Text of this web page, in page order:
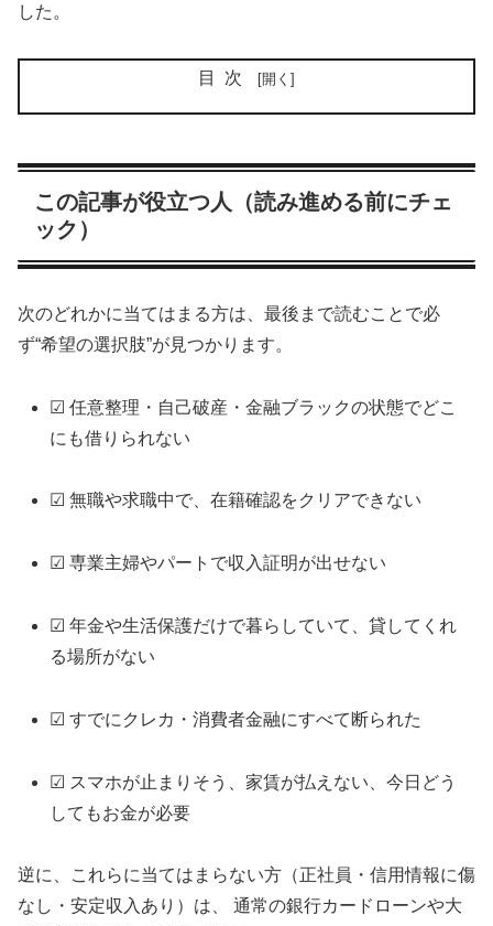
した。
目次
この記事が役立つ人（読み進める前にチェ
ック）
次のどれかに当てはまる方は、最後まで読むことで必
ず“希望の選択肢”が見つかります。
☑ 任意整理・自己破産・金融ブラックの状態でどこ
にも借りられない
☑ 無職や求職中で、在籍確認をクリアできない
☑ 専業主婦やパートで収入証明が出せない
☑ 年金や生活保護だけで暮らしていて、貸してくれ
る場所がない
☑ すでにクレカ・消費者金融にすべて断られた
☑ スマホが止まりそう、家賃が払えない、今日どう
してもお金が必要
逆に、これらに当てはまらない方（正社員・信用情報に傷
なし・安定収入あり）は、 通常の銀行カードローンや大